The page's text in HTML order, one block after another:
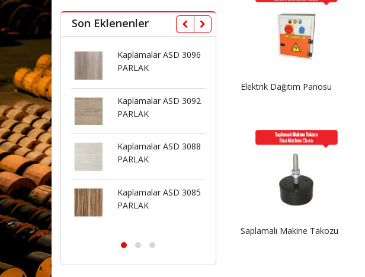
Elektrik Dağıtım Panosu
Saplamalı Makine Takozu
Son Eklenenler
Kaplamalar ASD 3096
PARLAK
Kaplamalar ASD 3092
PARLAK
Kaplamalar ASD 3088
PARLAK
Kaplamalar ASD 3085
PARLAK
Kaplamalar ASD 3075
Kaplamalar ASD 3069
Kaplamalar ASD 3126
Kaplamalar ASD 3126
ASİL-BTN 2027
ASİL-BTN 2025
ASİL-BTN 2024